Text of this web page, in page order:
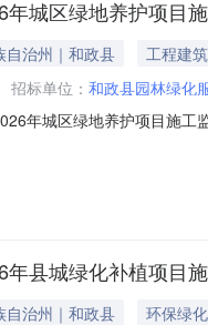
城区绿地养护项目
自治州｜和政县
工程建筑
招标单位： 和政县园林绿化
年城区绿地养护项目施
否允许多次竞价否是否重
县城绿化补植项目
自治州｜和政县
环保绿化